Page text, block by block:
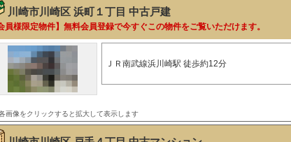
川崎市川崎区 浜町１丁目 中古戸建
員様限定物件】無料会員登録で今すぐこの物件をご覧いただけます。
ＪＲ南武線浜川崎駅 徒歩約12分
画像をクリックすると拡大して表示します